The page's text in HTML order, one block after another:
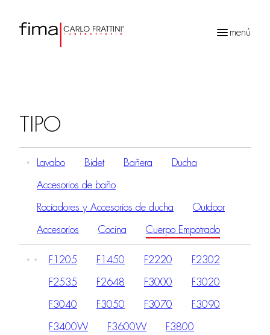
menú
TIPO
Lavabo Bidet Bañera Ducha
Accesorios de baño
Rociadores y Accesorios de ducha Outdoor
Accesorios Cocina Cuerpo Empotrado
F1205 F1450 F2220 F2302
F2535 F2648 F3000 F3020
F3040 F3050 F3070 F3090
F3400W F3600W F3800